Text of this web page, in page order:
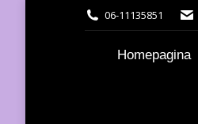
06-11135851
Homepagina